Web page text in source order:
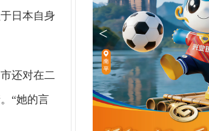
日本自身
还对在二
“她的言